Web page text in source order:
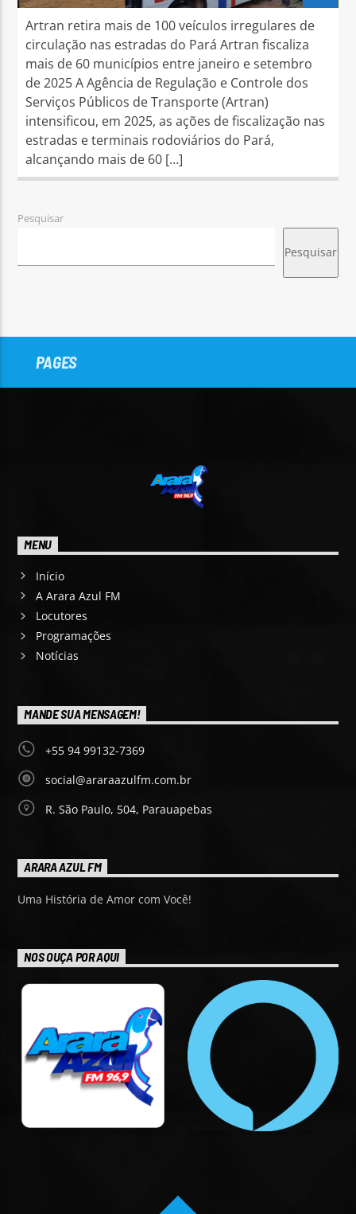
Artran retira mais de 100 veículos irregulares de
circulação nas estradas do Pará Artran fiscaliza
mais de 60 municípios entre janeiro e setembro
de 2025 A Agência de Regulação e Controle dos
Serviços Públicos de Transporte (Artran)
intensificou, em 2025, as ações de fiscalização nas
estradas e terminais rodoviários do Pará,
alcançando mais de 60 […]
Pesquisar
Pesquisar
PAGES
MENU
Início
A Arara Azul FM
Locutores
Programações
Notícias
MANDE SUA MENSAGEM!
+55 94 99132-7369
social@araraazulfm.com.br
R. São Paulo, 504, Parauapebas
ARARA AZUL FM
Uma História de Amor com Você!
NOS OUÇA POR AQUI